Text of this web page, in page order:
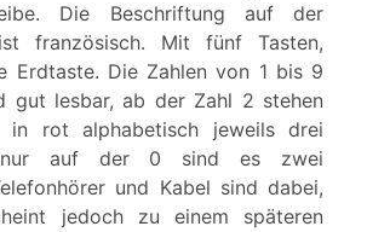
Die Beschriftung auf der
französisch. Mit fünf Tasten,
Erdtaste. Die Zahlen von 1 bis 9
gut lesbar, ab der Zahl 2 stehen
in rot alphabetisch jeweils drei
nur auf der 0 sind es zwei
und Kabel sind dabei,
jedoch zu einem späteren